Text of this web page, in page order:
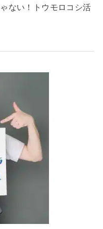
ない！トウモロコシ活